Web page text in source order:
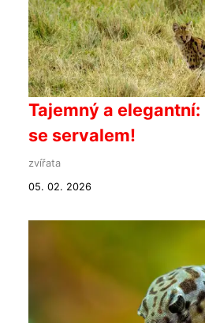
Tajemný a elegantní:
se servalem!
zvířata
05. 02. 2026